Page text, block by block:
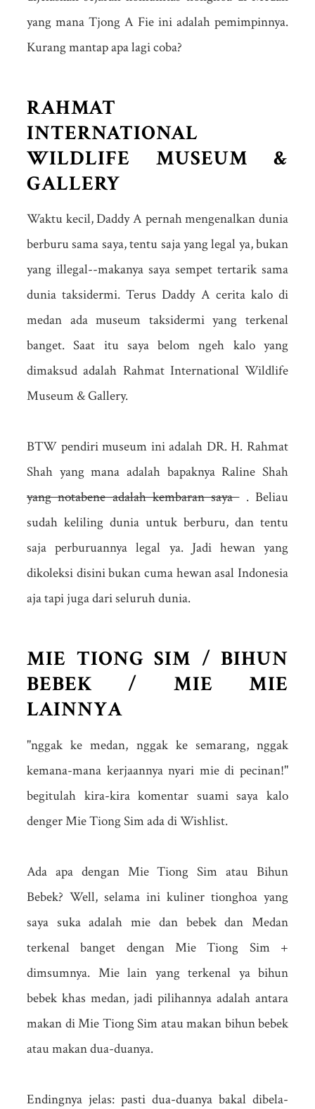
yang mana Tjong A Fie ini adalah pemimpinnya.
Kurang mantap apa lagi coba?
RAHMAT
INTERNATIONAL
WILDLIFE MUSEUM &
GALLERY
Waktu kecil, Daddy A pernah mengenalkan dunia
berburu sama saya, tentu saja yang legal ya, bukan
yang illegal--makanya saya sempet tertarik sama
dunia taksidermi. Terus Daddy A cerita kalo di
medan ada museum taksidermi yang terkenal
banget. Saat itu saya belom ngeh kalo yang
dimaksud adalah Rahmat International Wildlife
Museum & Gallery.
BTW pendiri museum ini adalah DR. H. Rahmat
Shah yang mana adalah bapaknya Raline Shah
yang notabene adalah kembaran saya. Beliau
sudah keliling dunia untuk berburu, dan tentu
saja perburuannya legal ya. Jadi hewan yang
dikoleksi disini bukan cuma hewan asal Indonesia
aja tapi juga dari seluruh dunia.
MIE TIONG SIM / BIHUN
BEBEK / MIE MIE
LAINNYA
"nggak ke medan, nggak ke semarang, nggak
kemana-mana kerjaannya nyari mie di pecinan!"
begitulah kira-kira komentar suami saya kalo
denger Mie Tiong Sim ada di Wishlist.
Ada apa dengan Mie Tiong Sim atau Bihun
Bebek? Well, selama ini kuliner tionghoa yang
saya suka adalah mie dan bebek dan Medan
terkenal banget dengan Mie Tiong Sim +
dimsumnya. Mie lain yang terkenal ya bihun
bebek khas medan, jadi pilihannya adalah antara
makan di Mie Tiong Sim atau makan bihun bebek
atau makan dua-duanya.
Endingnya jelas: pasti dua-duanya bakal dibela-